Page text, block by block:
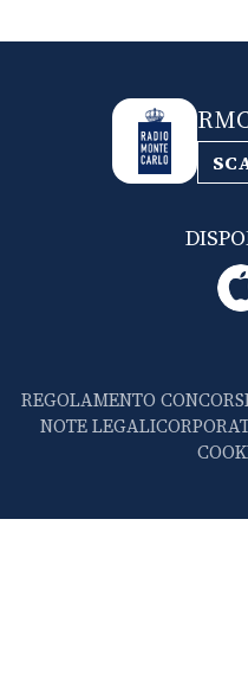
REGOLAMENTO
NOTE LEGALI